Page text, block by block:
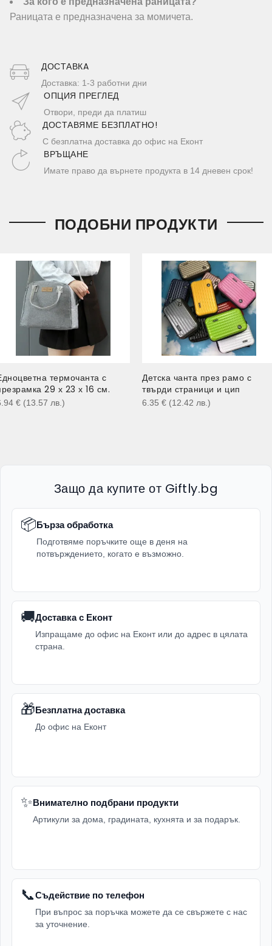
Раницата е предназначена за момичета.
ДОСТАВКA
Доставка: 1-3 работни дни
ОПЦИЯ ПРЕГЛЕД
Отвори, преди да платиш
ДОСТАВЯМЕ БЕЗПЛАТНО!
С безплатна доставка до офис на Еконт
ВРЪЩАНЕ
Имате право да върнете продукта в 14 дневен срок!
ПОДОБНИ ПРОДУКТИ
термочанта с
29 х 23 х 16 см.
€ (13.57 лв. )
Детска чанта през рамо с
твърди страници и цип
6.35 € (12.42 лв. )
Защо да купите от Giftly.bg
📦Бърза обработка
Подготвяме поръчките още в деня на
потвърждението, когато е възможно.
🚚Доставка с Еконт
Изпращаме до офис на Еконт или до адрес в цялата
страна.
🎁Безплатна доставка
До офис на Еконт
✨Внимателно подбрани продукти
Артикули за дома, градината, кухнята и за подарък.
📞Съдействие по телефон
При въпрос за поръчка можете да се свържете с нас
за уточнение.